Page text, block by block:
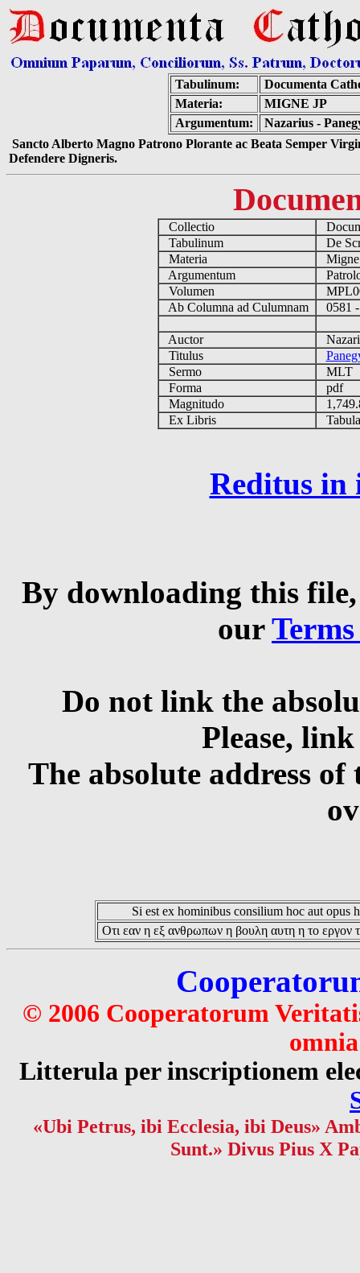
Tabulinum:
Documenta
Materia:
MIGNE JP
Argumentum:
Nazarius -
Sancto Alberto Magno Patrono Plorante ac Beata Semper
Defendere Digneris.
Collectio
Tabulinum
De
Materia
Argumentum
Volumen
Ab Columna ad Culumnam
0581
Auctor
Titulus
Sermo
MLT
Forma
pdf
Magnitudo
Ex Libris
Reditus in
By downloading this
our
Do not link the
Please,
The absolute address
Si est ex hominibus consilium hoc aut opus
Οτι εαν η εξ ανθρωπων η βουλη αυτη η το εργον
© 2006 Cooperatorum
Litterula per inscriptionem
«Ubi Petrus, ibi Ecclesia, ibi Deus»
Sunt.» Divus Pius X